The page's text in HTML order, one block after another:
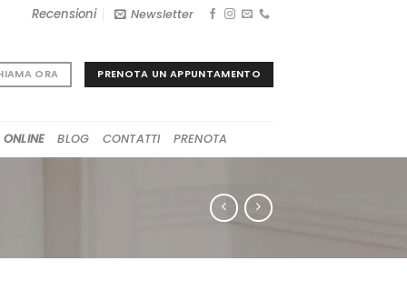
Recensioni Newsletter
ORA PRENOTA UN APPUNTAMENTO
BLOG CONTATTI PRENOTA